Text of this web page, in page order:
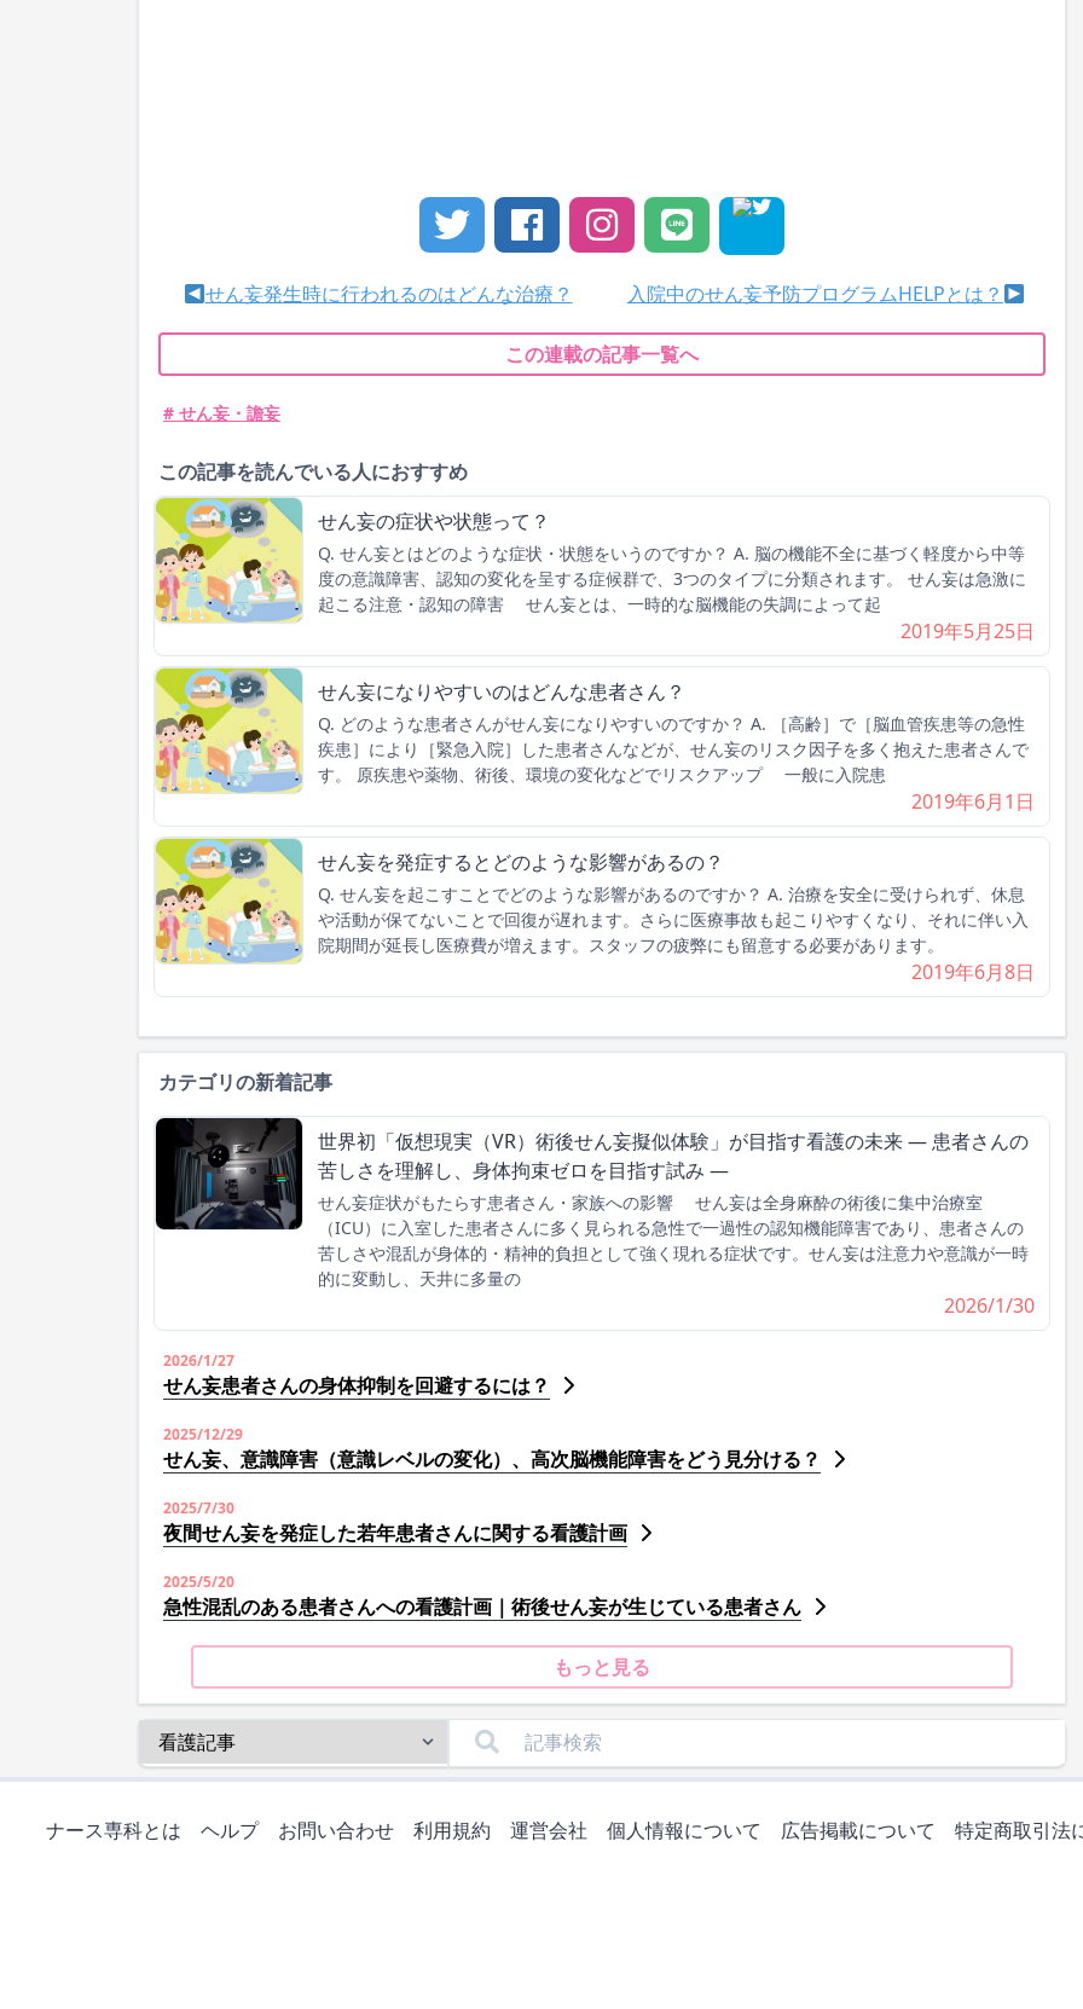
せん妄発生時に行われるのはどんな治療？ 入院中のせん妄予防プログラムHELPとは？
この連載の記事一覧へ
# せん妄・譫妄
この記事を読んでいる人におすすめ
せん妄の症状や状態って？
Q. せん妄とはどのような症状・状態をいうのですか？ A. 脳の機能不全に基づく軽度から中等
度の意識障害、認知の変化を呈する症候群で、3つのタイプに分類されます。 せん妄は急激に
起こる注意・認知の障害 せん妄とは、一時的な脳機能の失調によって起
2019年5月25日
せん妄になりやすいのはどんな患者さん？
Q. どのような患者さんがせん妄になりやすいのですか？ A. ［高齢］で［脳血管疾患等の急性
疾患］により［緊急入院］した患者さんなどが、せん妄のリスク因子を多く抱えた患者さんで
す。 原疾患や薬物、術後、環境の変化などでリスクアップ 一般に入院患
2019年6月1日
せん妄を発症するとどのような影響があるの？
Q. せん妄を起こすことでどのような影響があるのですか？ A. 治療を安全に受けられず、休息
や活動が保てないことで回復が遅れます。さらに医療事故も起こりやすくなり、それに伴い入
院期間が延長し医療費が増えます。スタッフの疲弊にも留意する必要があります。
2019年6月8日
カテゴリの新着記事
世界初「仮想現実（VR）術後せん妄擬似体験」が目指す看護の未来 ― 患者さんの
苦しさを理解し、身体拘束ゼロを目指す試み ―
せん妄症状がもたらす患者さん・家族への影響 せん妄は全身麻酔の術後に集中治療室
（ICU）に入室した患者さんに多く見られる急性で一過性の認知機能障害であり、患者さんの
苦しさや混乱が身体的・精神的負担として強く現れる症状です。せん妄は注意力や意識が一時
的に変動し、天井に多量の
2026/1/30
2026/1/27
せん妄患者さんの身体抑制を回避するには？
2025/12/29
せん妄、意識障害（意識レベルの変化）、高次脳機能障害をどう見分ける？
2025/7/30
夜間せん妄を発症した若年患者さんに関する看護計画
2025/5/20
急性混乱のある患者さんへの看護計画｜術後せん妄が生じている患者さん
もっと見る
ナース専科とは ヘルプ お問い合わせ 利用規約 運営会社 個人情報について 広告掲載について 特定商取引法